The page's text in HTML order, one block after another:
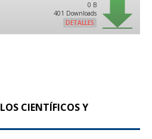
0 B
401 Downloads
DETALLES
CIENTÍFICOS Y